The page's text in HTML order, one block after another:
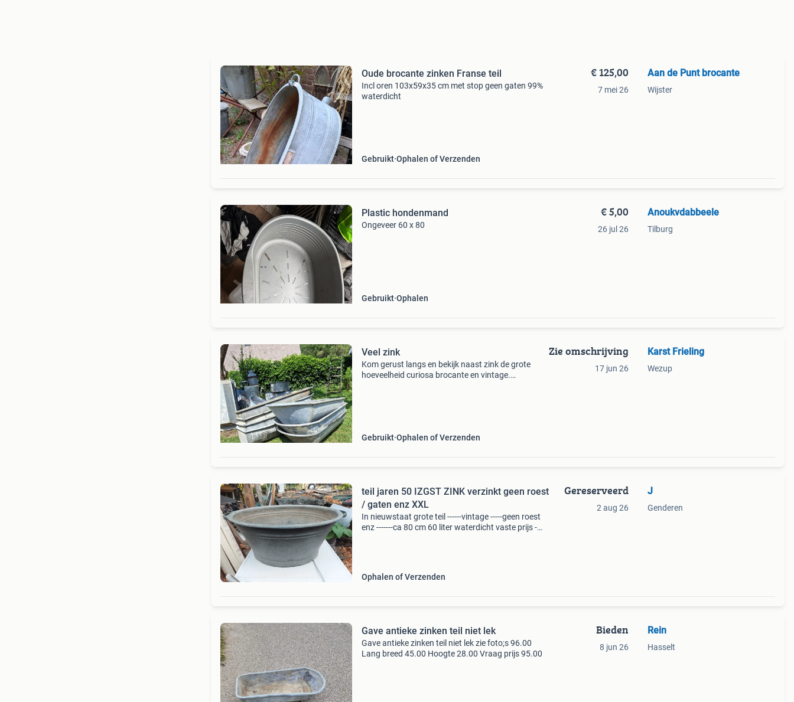
Oude brocante zinken Franse teil
Incl oren 103x59x35 cm met stop geen gaten 99%
waterdicht
Gebruikt Ophalen of Verzenden
€ 125,00
7 mei 26
Aan de Punt brocante
Wijster
Plastic hondenmand
Ongeveer 60 x 80
Gebruikt Ophalen
€ 5,00
26 jul 26
Anoukvdabbeele
Tilburg
Veel zink
Kom gerust langs en bekijk naast zink de grote
hoeveelheid curiosa brocante en vintage.
Gebruikt Ophalen of Verzenden
Zie omschrijving
17 jun 26
Karst Frieling
Wezup
teil jaren 50 IZGST ZINK verzinkt geen roest
/ gaten enz XXL
In nieuwstaat grote teil ------vintage -----geen roest
enz -------ca 80 cm 60 liter waterdicht vaste prijs -
Ophalen of Verzenden
Gereserveerd
2 aug 26
J
Genderen
Gave antieke zinken teil niet lek
Gave antieke zinken teil niet lek zie foto;s 96.00
Lang breed 45.00 Hoogte 28.00 Vraag prijs 95.00
Bieden
8 jun 26
Rein
Hasselt